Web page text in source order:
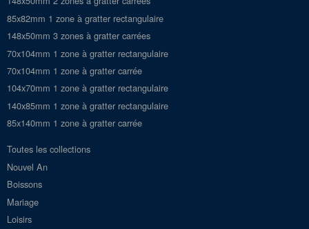
85x82mm 1 zone à gratter rectangulaire
148x50mm 3 zones à gratter carrées
70x104mm 1 zone à gratter rectangulaire
70x104mm 1 zone à gratter carrée
104x70mm 1 zone à gratter rectangulaire
140x85mm 1 zone à gratter rectangulaire
85x140mm 1 zone à gratter carrée
Toutes les collections
Nouvel An
Boissons
Mariage
Loisirs